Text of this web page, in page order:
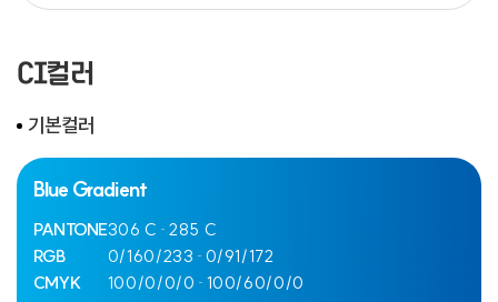
CI컬러
기본컬러
Blue Gradient
PANTONE
RGB
CMYK
306 C
285 C
0/160/233
0/91/172
100/0/0/0
100/60/0/0